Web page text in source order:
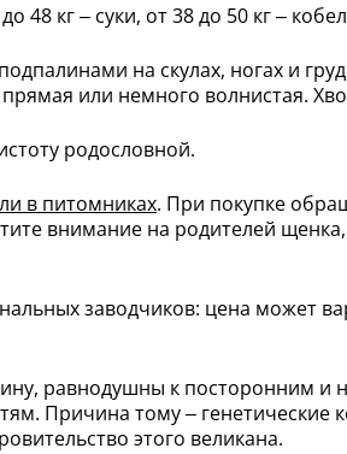
48 кг – суки, от 38 до 50 кг –
на скулах, ногах и
или немного волнистая.
родословной.
в питомниках. При покупке
внимание на родителей
заводчиков: цена может
равнодушны к посторонним и
Причина тому – генетические
этого великана.